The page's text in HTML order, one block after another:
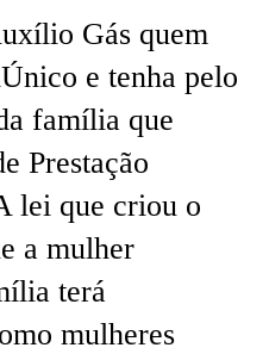
Gás quem
e tenha pelo
família que
Prestação
lei que criou o
a mulher
terá
mulheres